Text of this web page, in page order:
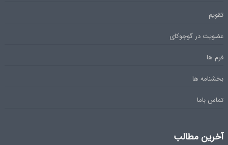
تقویم
عضویت در گوجوکای
فرم ها
بخشنامه ها
تماس باما
آخرین مطالب